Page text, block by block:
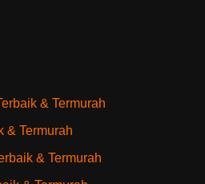
& Termurah
& Termurah
& Termurah